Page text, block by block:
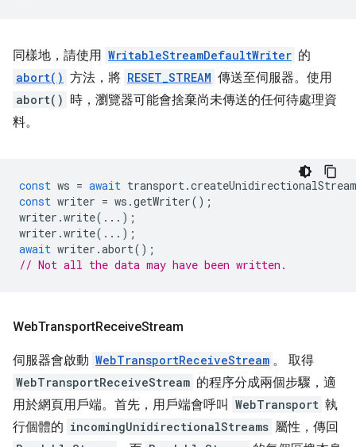
同樣地，請使用 WritableStreamDefaultWriter 的
abort() 方法，將 RESET_STREAM 傳送至伺服器。使用
abort() 時，瀏覽器可能會捨棄尚未傳送的任何待處理資
料。
const ws = await transport.createUnidirectionalStream
const writer = ws .getWriter();
writer .write(...);
writer .write(...);
await writer .abort();
// Not all the data may have been written.
WebTransportReceiveStream
伺服器會啟動 WebTransportReceiveStream 。 取得
WebTransportReceiveStream 的程序分成兩個步驟，適
用於網頁用戶端。首先，用戶端會呼叫 WebTransport 執
行個體的 incomingUnidirectionalStreams 屬性，傳回